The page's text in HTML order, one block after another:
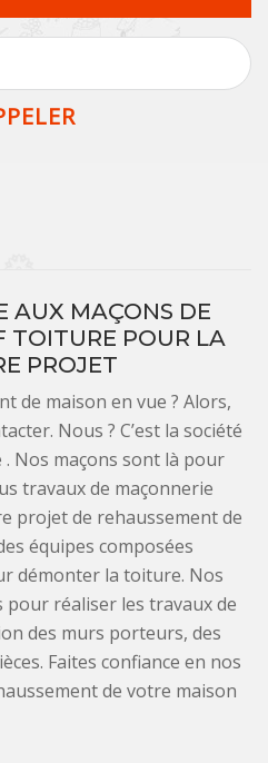
AUX MAÇONS DE
TOITURE POUR LA
PROJET
de maison en vue ? Alors,
Nous ? C’est la société
Nos maçons sont là pour
travaux de maçonnerie
projet de rehaussement de
équipes composées
démonter la toiture. Nos
réaliser les travaux de
des murs porteurs, des
Faites confiance en nos
de votre maison